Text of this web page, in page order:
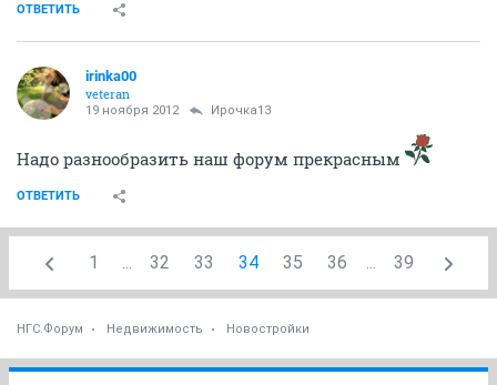
ОТВЕТИТЬ
irinka00
veteran
19 ноября 2012 Ирочка13
Надо разнообразить наш форум прекрасным
ОТВЕТИТЬ
1 ... 32 33 34 35 36 ... 39
НГС.Форум Недвижимость Новостройки